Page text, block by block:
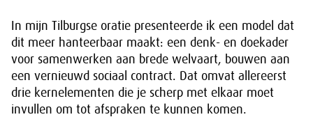
In mijn Tilburgse oratie presenteerde ik een model dat
dit meer hanteerbaar maakt: een denk- en doekader
voor samenwerken aan brede welvaart, bouwen aan
een vernieuwd sociaal contract. Dat omvat allereerst
drie kernelementen die je scherp met elkaar moet
invullen om tot afspraken te kunnen komen.